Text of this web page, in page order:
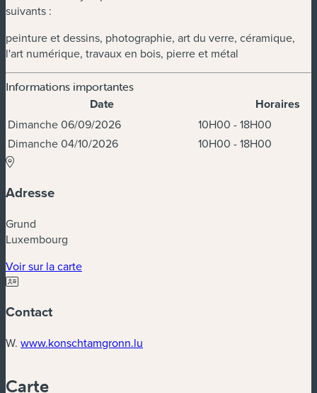
suivants :
peinture et dessins, photographie, art du verre, céramique,
l'art numérique, travaux en bois, pierre et métal
Informations importantes
Dates et horaires
Date Horaires
Dimanche 06/09/2026
10H00 - 18H00
Dimanche 04/10/2026
10H00 - 18H00
Adresse
Grund
Luxembourg
Voir sur la carte(nouvelle fenêtre)
Contact
W. www.konschtamgronn.lu
Carte